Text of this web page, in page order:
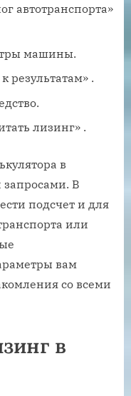
автотранспорта»
машины.
результатам» .
лизинг» .
в
запросами. В
подсчет и для
или
вам
со всеми
в